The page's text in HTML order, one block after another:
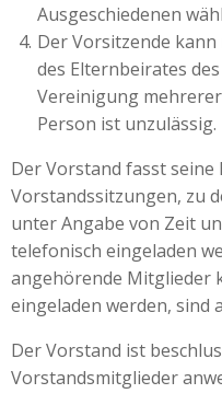
Ausgeschiedenen
Der Vorsitzende
des Elternbeirates
Vereinigung
Person ist unzulässig.
Der Vorstand fasst seine
Vorstandssitzungen, zu
unter Angabe von Zeit
telefonisch eingeladen
angehörende Mitglieder
eingeladen werden, sind
Der Vorstand ist
Vorstandsmitglieder